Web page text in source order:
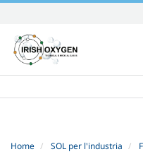
to
content.
|
to
Home SOL per l'industria